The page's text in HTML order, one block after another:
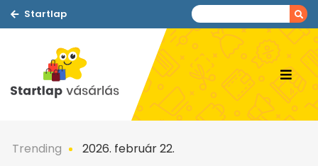
Startlap
Trending 2026. február 22.